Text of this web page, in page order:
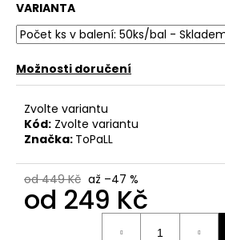
VARIANTA
Možnosti doručení
Zvolte variantu
Kód: Zvolte variantu
Značka: ToPaLL
od 449 Kč až –47 %
od 249 Kč
u
č
j
e
m
e